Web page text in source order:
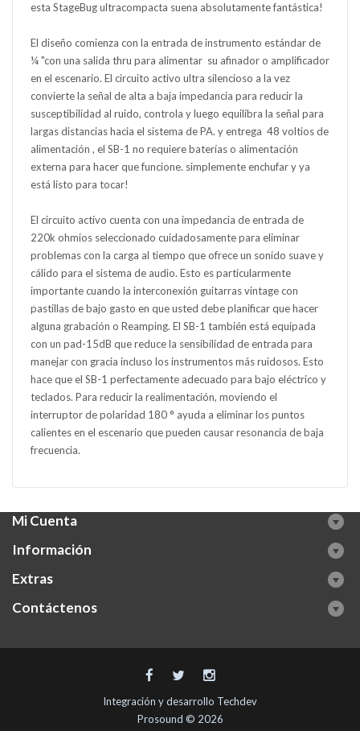
esta StageBug ultracompacta suena absolutamente fantástica!
El diseño comienza con la entrada de instrumento estándar de
¼ "con una salida thru para alimentar su afinador o amplificador
en el escenario. El circuito activo ultra silencioso a la vez
convierte la señal de alta a baja impedancia para reducir la
susceptibilidad al ruido, controla y luego equilibra la señal para
largas distancias hacia el sistema de PA. y entrega 48 voltios de
alimentación , el SB-1 no requiere baterías o alimentación
externa para hacer que funcione. simplemente enchufar y ya
está listo para tocar!
El circuito activo cuenta con una impedancia de entrada de
220k ohmios seleccionado cuidadosamente para eliminar
problemas con la carga al tiempo que ofrece un sonido suave y
cálido para el sistema de audio. Esto es particularmente
importante cuando la interconexión guitarras vintage con
pastillas de bajo gasto en que usted debe planificar que hacer
alguna grabación o Reamping. El SB-1 también está equipada
con un pad-15dB que reduce la sensibilidad de entrada para
manejar con gracia incluso los instrumentos más ruidosos. Esto
hace que el SB-1 perfectamente adecuado para bajo eléctrico y
teclados. Para reducir la realimentación, moviendo el
interruptor de polaridad 180 ° ayuda a eliminar los puntos
calientes en el escenario que pueden causar resonancia de baja
frecuencia.
Mi Cuenta
Información
Extras
Contáctenos
Integración y desarrollo Techdev
Prosound © 2026